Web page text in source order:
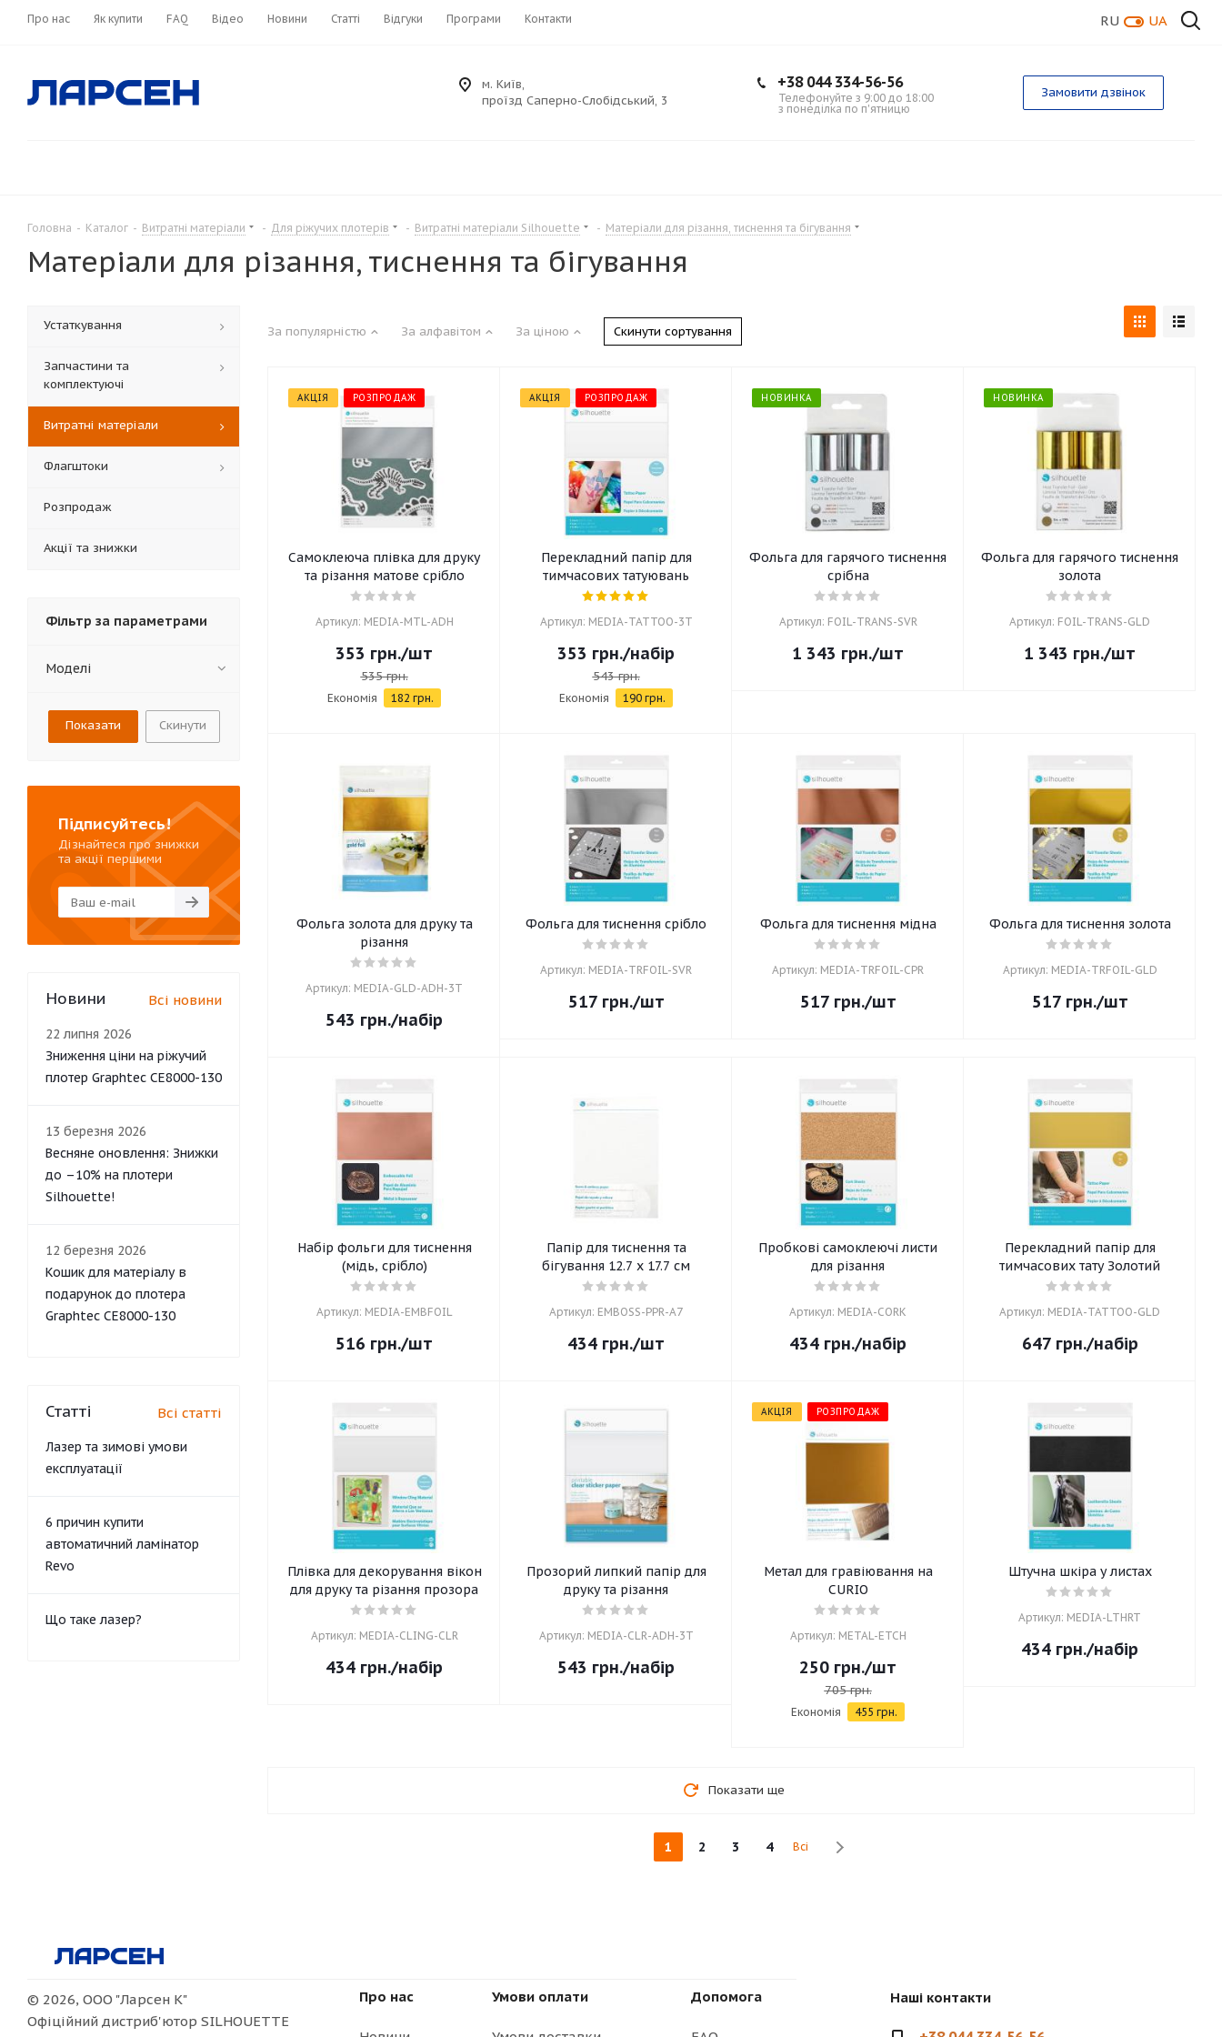
Про нас Як купити FAQ Відео Новини Статті Відгуки Програми Контакти RU UA
м. Київ,
проїзд Саперно-Слобідський, 3
+38 044 334-56-56
Телефонуйте з 9:00 до 18:00
з понеділка по п'ятницю
Замовити дзвінок
Головна - Каталог - Витратні матеріали - Для ріжучих плотерів - Витратні матеріали Silhouette - Матеріали для різання, тиснення та бігування
Матеріали для різання, тиснення та бігування
За популярністю За алфавітом За ціною Скинути сортування
АКЦІЯ РОЗПРОДАЖ
Самоклеюча плівка для друку
та різання матове срібло
Артикул: MEDIA-MTL-ADH
353 грн./шт
535грн.
Економія 182 грн.
АКЦІЯ РОЗПРОДАЖ
Перекладний папір для
тимчасових татуювань
Артикул: MEDIA-TATTOO-3T
353 грн./набір
543грн.
Економія 190 грн.
НОВИНКА
Фольга для гарячого тиснення
срібна
Артикул: FOIL-TRANS-SVR
1 343 грн./шт
НОВИНКА
Фольга для гарячого тиснення
золота
Артикул: FOIL-TRANS-GLD
1 343 грн./шт
Фольга золота для друку та
різання
Артикул: MEDIA-GLD-ADH-3T
543 грн./набір
Фольга для тиснення срібло
Артикул: MEDIA-TRFOIL-SVR
517грн./шт
Фольга для тиснення мідна
Артикул: MEDIA-TRFOIL-CPR
517грн./шт
Фольга для тиснення золота
Артикул: MEDIA-TRFOIL-GLD
517грн./шт
Набір фольги для тиснення
(мідь, срібло)
Артикул: MEDIA-EMBFOIL
516 грн./шт
Папір для тиснення та
бігування 12.7 x 17.7 см
Артикул: EMBOSS-PPR-A7
434 грн./шт
Пробкові самоклеючі листи
для різання
Артикул: MEDIA-CORK
434 грн./набір
Перекладний папір для
тимчасових тату Золотий
Артикул: MEDIA-TATTOO-GLD
647грн./набір
Плівка для декорування вікон
для друку та різання прозора
Артикул: MEDIA-CLING-CLR
434 грн./набір
Прозорий липкий папір для
друку та різання
Артикул: MEDIA-CLR-ADH-3T
543 грн./набір
АКЦІЯ РОЗПРОДАЖ
Метал для гравіювання на
CURIO
Артикул: METAL-ETCH
250 грн./шт
705грн.
Економія 455 грн.
Штучна шкіра у листах
Артикул: MEDIA-LTHRT
434 грн./набір
Показати ще
1 2 3 4 Всі
Устаткування
Запчастини та
комплектуючі
Витратні матеріали
Флагштоки
Розпродаж
Акції та знижки
Фільтр за параметрами
Моделі
Скинути
Підписуйтесь!
Дізнайтеся про знижки
та акції першими
Новини Всі новини
22 липня 2026
Зниження ціни на ріжучий
плотер Graphtec CE8000-130
13 березня 2026
Весняне оновлення: Знижки
до –10% на плотери
Silhouette!
12 березня 2026
Кошик для матеріалу в
подарунок до плотера
Graphtec CE8000-130
Статті Всі статті
Лазер та зимові умови
експлуатації
6 причин купити
автоматичний ламінатор
Revo
Що таке лазер?
© 2026, ООО "Ларсен К"
Офіційний дистриб'ютор SILHOUETTE
Про нас Умови оплати Допомога Наші контакти